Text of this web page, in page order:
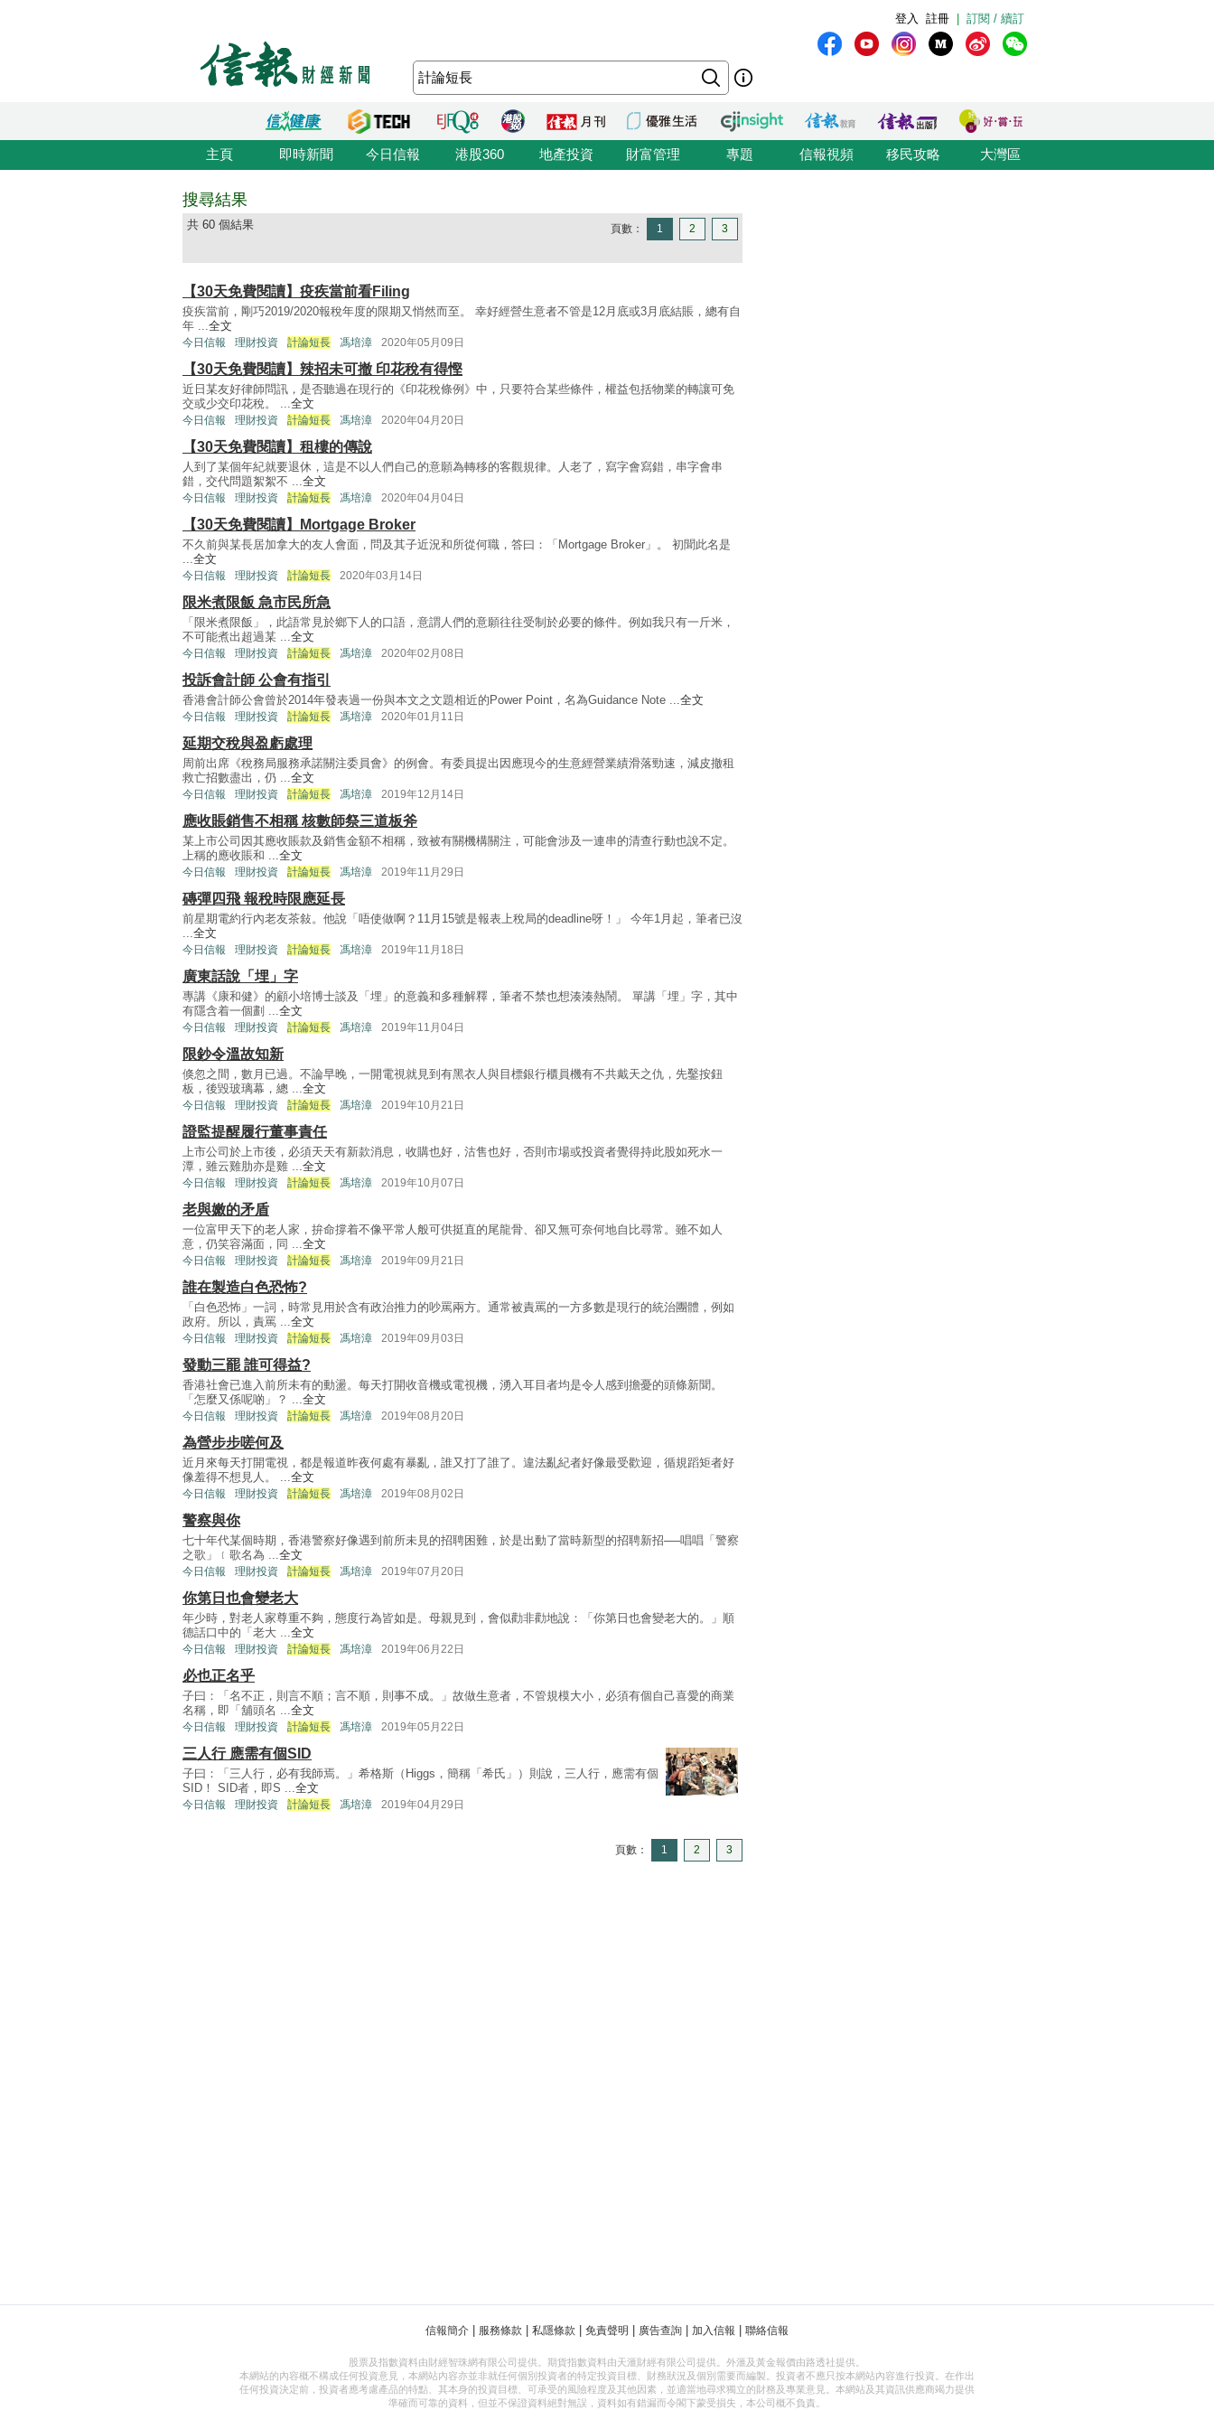
訂閱 / 續訂
註冊
登入
主頁 即時新聞 今日信報 港股360 地產投資 財富管理 專題 信報視頻 移民攻略 大灣區
搜尋結果
共 60 個結果 頁數： 1 2 3
【30天免費閱讀】疫疾當前看Filing
疫疾當前，剛巧2019/2020報稅年度的限期又悄然而至。 幸好經營生意者不管是12月底或3月底結賬，總有自
年 ...全文
今日信報 理財投資 計論短長 馮培漳 2020年05月09日
【30天免費閱讀】辣招未可撤 印花稅有得慳
近日某友好律師問訊，是否聽過在現行的《印花稅條例》中，只要符合某些條件，權益包括物業的轉讓可免
交或少交印花稅。 ...全文
今日信報 理財投資 計論短長 馮培漳 2020年04月20日
【30天免費閱讀】租樓的傳說
人到了某個年紀就要退休，這是不以人們自己的意願為轉移的客觀規律。人老了，寫字會寫錯，串字會串
錯，交代問題絮絮不 ...全文
今日信報 理財投資 計論短長 馮培漳 2020年04月04日
【30天免費閱讀】Mortgage Broker
不久前與某長居加拿大的友人會面，問及其子近況和所從何職，答曰：「Mortgage Broker」。 初聞此名是
...全文
今日信報 理財投資 計論短長 2020年03月14日
限米煮限飯 急市民所急
「限米煮限飯」，此語常見於鄉下人的口語，意謂人們的意願往往受制於必要的條件。例如我只有一斤米，
不可能煮出超過某 ...全文
今日信報 理財投資 計論短長 馮培漳 2020年02月08日
投訴會計師 公會有指引
香港會計師公會曾於2014年發表過一份與本文之文題相近的Power Point，名為Guidance Note ...全文
今日信報 理財投資 計論短長 馮培漳 2020年01月11日
延期交稅與盈虧處理
周前出席《稅務局服務承諾關注委員會》的例會。有委員提出因應現今的生意經營業績滑落勁速，減皮撤租
救亡招數盡出，仍 ...全文
今日信報 理財投資 計論短長 馮培漳 2019年12月14日
應收賬銷售不相稱 核數師祭三道板斧
某上市公司因其應收賬款及銷售金額不相稱，致被有關機構關注，可能會涉及一連串的清查行動也說不定。
上稱的應收賬和 ...全文
今日信報 理財投資 計論短長 馮培漳 2019年11月29日
磚彈四飛 報稅時限應延長
前星期電約行內老友茶敍。他說「唔使做啊？11月15號是報表上稅局的deadline呀！」 今年1月起，筆者已沒
...全文
今日信報 理財投資 計論短長 馮培漳 2019年11月18日
廣東話說「埋」字
專講《康和健》的顧小培博士談及「埋」的意義和多種解釋，筆者不禁也想湊湊熱鬧。 單講「埋」字，其中
有隱含着一個劃 ...全文
今日信報 理財投資 計論短長 馮培漳 2019年11月04日
限鈔令溫故知新
倏忽之間，數月已過。不論早晚，一開電視就見到有黑衣人與目標銀行櫃員機有不共戴天之仇，先鑿按鈕
板，後毀玻璃幕，總 ...全文
今日信報 理財投資 計論短長 馮培漳 2019年10月21日
證監提醒履行董事責任
上市公司於上市後，必須天天有新款消息，收購也好，沽售也好，否則市場或投資者覺得持此股如死水一
潭，雖云雞肋亦是雞 ...全文
今日信報 理財投資 計論短長 馮培漳 2019年10月07日
老與嫩的矛盾
一位富甲天下的老人家，拚命撐着不像平常人般可供挺直的尾龍骨、卻又無可奈何地自比尋常。雖不如人
意，仍笑容滿面，同 ...全文
今日信報 理財投資 計論短長 馮培漳 2019年09月21日
誰在製造白色恐怖?
「白色恐怖」一詞，時常見用於含有政治推力的吵罵兩方。通常被責罵的一方多數是現行的統治團體，例如
政府。所以，責罵 ...全文
今日信報 理財投資 計論短長 馮培漳 2019年09月03日
發動三罷 誰可得益?
香港社會已進入前所未有的動盪。每天打開收音機或電視機，湧入耳目者均是令人感到擔憂的頭條新聞。
「怎麼又係呢啲」？ ...全文
今日信報 理財投資 計論短長 馮培漳 2019年08月20日
為營步步嗟何及
近月來每天打開電視，都是報道昨夜何處有暴亂，誰又打了誰了。違法亂紀者好像最受歡迎，循規蹈矩者好
像羞得不想見人。 ...全文
今日信報 理財投資 計論短長 馮培漳 2019年08月02日
警察與你
七十年代某個時期，香港警察好像遇到前所未見的招聘困難，於是出動了當時新型的招聘新招──唱唱「警察
之歌」﹝歌名為 ...全文
今日信報 理財投資 計論短長 馮培漳 2019年07月20日
你第日也會變老大
年少時，對老人家尊重不夠，態度行為皆如是。母親見到，會似勸非勸地說：「你第日也會變老大的。」順
德話口中的「老大 ...全文
今日信報 理財投資 計論短長 馮培漳 2019年06月22日
必也正名乎
子曰：「名不正，則言不順；言不順，則事不成。」故做生意者，不管規模大小，必須有個自己喜愛的商業
名稱，即「舖頭名 ...全文
今日信報 理財投資 計論短長 馮培漳 2019年05月22日
三人行 應需有個SID
子曰：「三人行，必有我師焉。」希格斯（Higgs，簡稱「希氏」）則說，三人行，應需有個
SID！ SID者，即S ...全文
今日信報 理財投資 計論短長 馮培漳 2019年04月29日
頁數： 1 2 3
信報簡介 服務條款 私隱條款 免責聲明 廣告查詢 加入信報 聯絡信報
股票及指數資料由財經智珠網有限公司提供。期貨指數資料由天滙財經有限公司提供。外滙及黃金報價由路透社提供。
本網站的內容概不構成任何投資意見，本網站內容亦並非就任何個別投資者的特定投資目標、財務狀況及個別需要而編製。投資者不應只按本網站內容進行投資。在作出
任何投資決定前，投資者應考慮產品的特點、其本身的投資目標、可承受的風險程度及其他因素，並適當地尋求獨立的財務及專業意見。本網站及其資訊供應商竭力提供
準確而可靠的資料，但並不保證資料絕對無誤，資料如有錯漏而令閣下蒙受損失，本公司概不負責。